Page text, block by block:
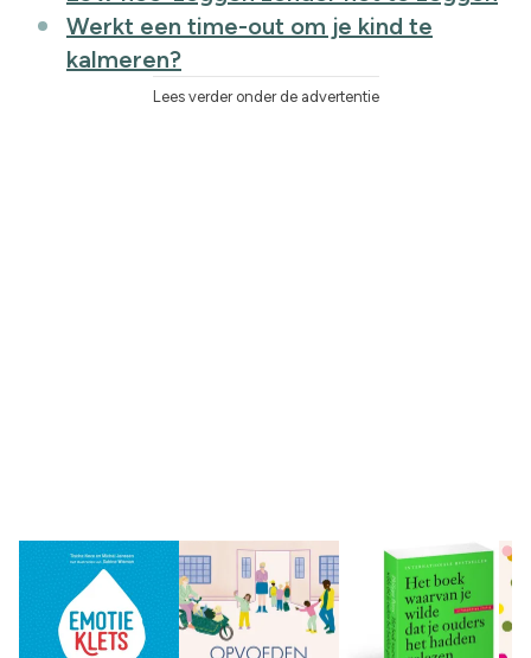
Werkt een time-out om je kind te
kalmeren?
Lees verder onder de advertentie